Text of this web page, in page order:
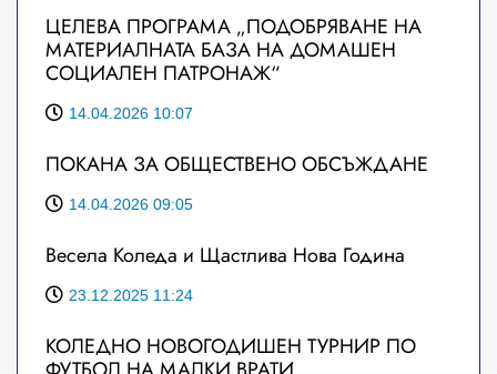
ЦЕЛЕВА ПРОГРАМА „ПОДОБРЯВАНЕ НА
МАТЕРИАЛНАТА БАЗА НА ДОМАШЕН
СОЦИАЛЕН ПАТРОНАЖ“
14.04.2026 10:07
ПОКАНА ЗА ОБЩЕСТВЕНО ОБСЪЖДАНЕ
14.04.2026 09:05
Весела Коледа и Щастлива Нова Година
23.12.2025 11:24
КОЛЕДНО НОВОГОДИШЕН ТУРНИР ПО